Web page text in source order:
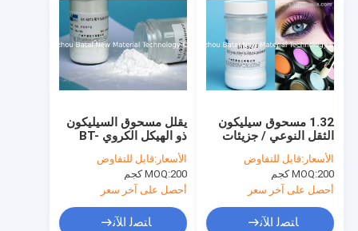
يقلل مسحوق السيليكون
ذو الهيكل الكروي BT-
العالي / امتصاص الدهون
الأسعار:قابل للتفاوض
MOQ:200 كجم
أحصل على آخر سعر
ﺎﺘﺼﻟ ﺍﻶﻧ
1.32 مسحوق سيليكون
الثقل النوعي / جزيئات
الظاهرية
الأسعار:قابل للتفاوض
MOQ:200 كجم
أحصل على آخر سعر
ﺎﺘﺼﻟ ﺍﻶﻧ